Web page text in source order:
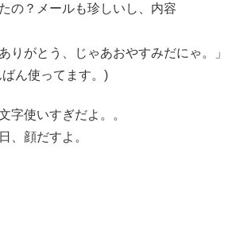
の？メールも珍しいし、内容
りがとう、じゃあおやすみだにゃ。」
ん使ってます。)
字使いすぎだよ。。
、顔だすよ。